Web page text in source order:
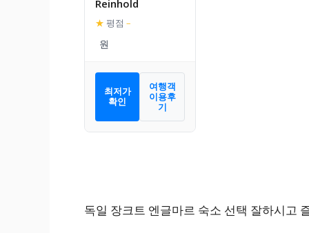
Reinhold
★ 평점 –
최저가
확인
여행객
이용후
기
독일 장크트 엔글마르 숙소 선택 잘하시고